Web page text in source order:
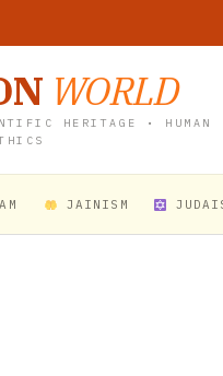
WORLD
HERITAGE • HUMAN
JAINISM